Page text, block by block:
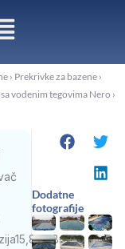
› Prekrivke za bazene ›
vodenim tegovima Nero ›
Dodatne
fotografije